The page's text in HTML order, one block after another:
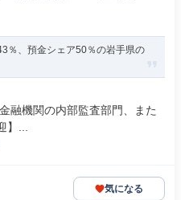
％、預金シェア50％の岩手県の
融機関の内部監査部門、また
...
気になる